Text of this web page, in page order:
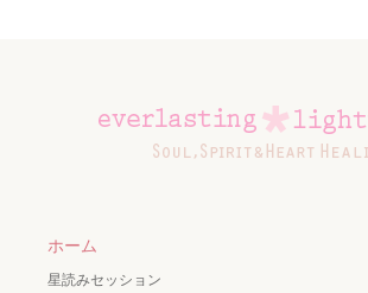
ホーム
星読みセッション